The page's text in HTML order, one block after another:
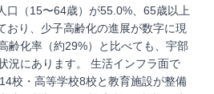
口（15〜64歳）が55.0%、65歳以上
おり、少子高齢化の進展が数字に現
齢化率（約29%）と比べても、宇部
況にあります。 生活インフラ面で
校・高等学校8校と教育施設が整備